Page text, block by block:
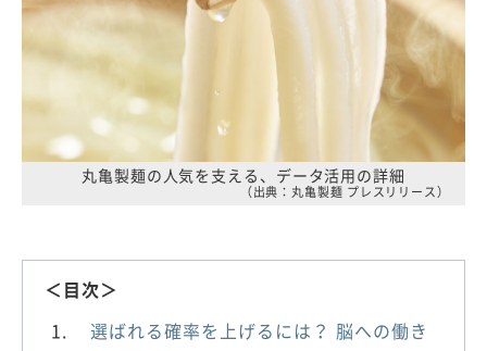
丸亀製麺の人気を支える、データ活用の詳細
（出典：丸亀製麺 プレスリリース）
＜目次＞
選ばれる確率を上げるには？ 脳への働き